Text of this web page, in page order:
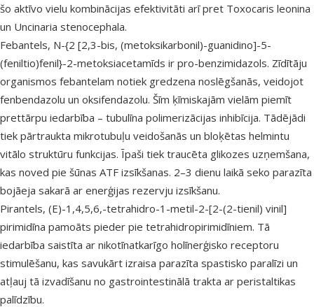
šo aktīvo vielu kombinācijas efektivitāti arī pret Toxocaris leonina
un Uncinaria stenocephala.
Febantels, N-{2 [2,3-bis, (metoksikarbonil)-guanidino]-5-
(feniltio)fenil}-2-metoksiacetamīds ir pro-benzimidazols. Zīdītāju
organismos febantelam notiek gredzena noslēgšanās, veidojot
fenbendazolu un oksifendazolu. Šīm ķīmiskajām vielām piemīt
prettārpu iedarbība – tubulīna polimerizācijas inhibīcija. Tādējādi
tiek pārtraukta mikrotubuļu veidošanās un bloķētas helmintu
vitālo struktūru funkcijas. Īpaši tiek traucēta glikozes uzņemšana,
kas noved pie šūnas ATF izsīkšanas. 2–3 dienu laikā seko parazīta
bojāeja sakarā ar enerģijas rezervju izsīkšanu.
Pirantels, (E)-1,4,5,6,-tetrahidro-1-metil-2-[2-(2-tienil) vinil]
pirimidīna pamoāts pieder pie tetrahidropirimidīniem. Tā
iedarbība saistīta ar nikotīnatkarīgo holīnerģisko receptoru
stimulēšanu, kas savukārt izraisa parazīta spastisko paralīzi un
atļauj tā izvadīšanu no gastrointestinālā trakta ar peristaltikas
palīdzību.